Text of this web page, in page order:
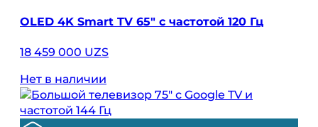
OLED 4K Smart TV 65" с частотой 120 Гц
18 459 000 UZS
Нет в наличии